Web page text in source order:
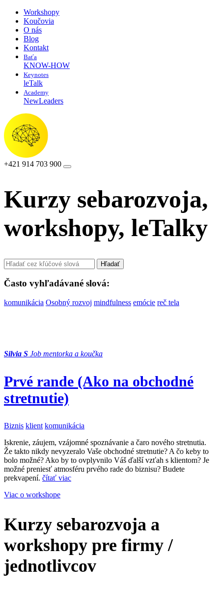
Workshopy
Koučovia
O nás
Blog
Kontakt
Baťa
KNOW-HOW
Keynotes
leTalk
Academy
NewLeaders
+421 914 703 900
Kurzy sebarozvoja,
workshopy, leTalky
Hľadať
Často vyhľadávané slová:
komunikácia Osobný rozvoj mindfulness emócie reč tela
Silvia S Job mentorka a koučka
Prvé rande (Ako na obchodné
stretnutie)
Biznis klient komunikácia
Iskrenie, záujem, vzájomné spoznávanie a čaro nového stretnutia.
Že takto nikdy nevyzeralo Vaše obchodné stretnutie? A čo keby to
bolo možné? Ako by to ovplyvnilo Váš ďalší vzťah s klientom? Je
možné preniesť atmosféru prvého rade do biznisu? Budete
prekvapení. čítať viac
Viac o workshope
Kurzy sebarozvoja a
workshopy pre firmy /
jednotlivcov